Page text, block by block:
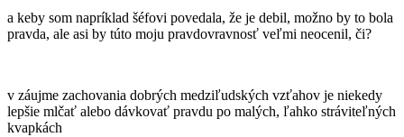
a keby som napríklad šéfovi povedala, že je debil, možno by to bola
pravda, ale asi by túto moju pravdovravnosť veľmi neocenil, či?
v záujme zachovania dobrých medziľudských vzťahov je niekedy
lepšie mlčať alebo dávkovať pravdu po malých, ľahko stráviteľných
kvapkách